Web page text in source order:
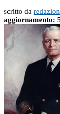
scritto da
aggiornamento: